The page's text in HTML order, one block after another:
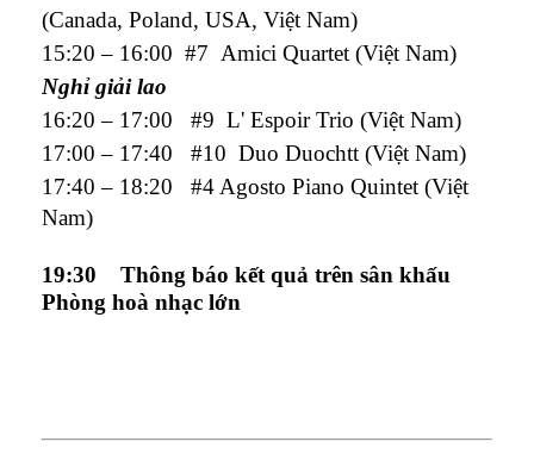
(Canada, Poland, USA, Việt Nam)
15:20 – 16:00 #7 Amici Quartet (Việt Nam)
Nghỉ giải lao
16:20 – 17:00 #9 L' Espoir Trio (Việt Nam)
17:00 – 17:40 #10 Duo Duochtt (Việt Nam)
17:40– 18:20 #4 Agosto Piano Quintet (Việt
Nam)
19:30 Thông báo kết quả trên sân khấu
Phòng hoà nhạc lớn